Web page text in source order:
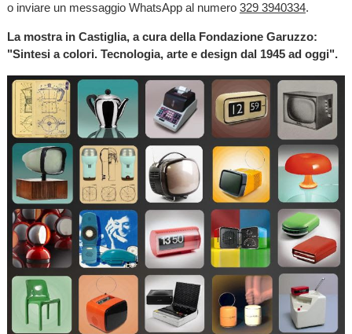
o inviare un messaggio WhatsApp al numero 329 3940334.
La mostra in Castiglia, a cura della Fondazione Garuzzo:
"Sintesi a colori. Tecnologia, arte e design dal 1945 ad oggi".